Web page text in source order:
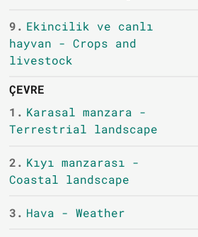
9. Ekincilik ve canlı
hayvan - Crops and
livestock
ÇEVRE
1. Karasal manzara -
Terrestrial landscape
2. Kıyı manzarası -
Coastal landscape
3. Hava - Weather